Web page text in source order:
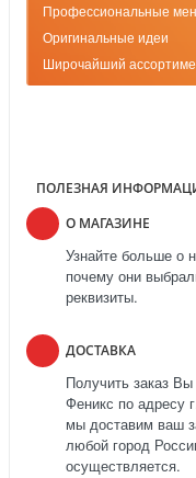
Профессиональные
Оригинальные идеи
Широчайший
ПОЛЕЗНАЯ
О МАГАЗИНЕ
Узнайте больше о
почему они
реквизиты.
ДОСТАВКА
Получить заказ
Феникс по адресу
мы доставим ваш
любой город
осуществляется.